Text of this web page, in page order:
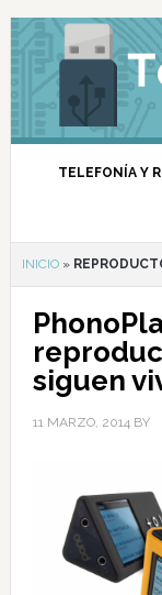
TELEFONÍA Y
INICIO»
siguen
11 MARZO, 2014BY